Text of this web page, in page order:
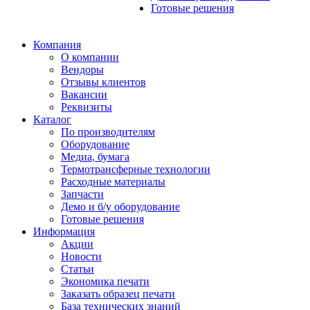
Готовые решения
Компания
О компании
Вендоры
Отзывы клиентов
Вакансии
Реквизиты
Каталог
По производителям
Оборудование
Медиа, бумага
Термотрансферные технологии
Расходные материалы
Запчасти
Демо и б/у оборудование
Готовые решения
Информация
Акции
Новости
Статьи
Экономика печати
Заказать образец печати
База технических знаний